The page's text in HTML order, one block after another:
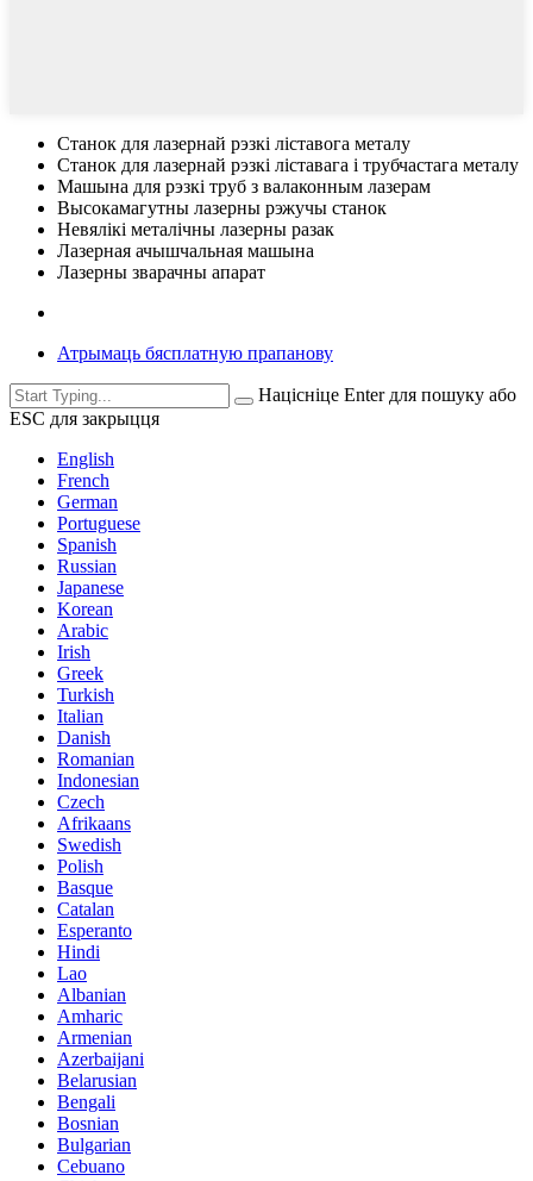
Станок для лазернай рэзкі ліставога металу
Станок для лазернай рэзкі ліставага і трубчастага металу
Машына для рэзкі труб з валаконным лазерам
Высокамагутны лазерны рэжучы станок
Невялікі металічны лазерны разак
Лазерная ачышчальная машына
Лазерны зварачны апарат
Атрымаць бясплатную прапанову
Націсніце Enter для пошуку або
ESC для закрыцця
English
French
German
Portuguese
Spanish
Russian
Japanese
Korean
Arabic
Irish
Greek
Turkish
Italian
Danish
Romanian
Indonesian
Czech
Afrikaans
Swedish
Polish
Basque
Catalan
Esperanto
Hindi
Lao
Albanian
Amharic
Armenian
Azerbaijani
Belarusian
Bengali
Bosnian
Bulgarian
Cebuano